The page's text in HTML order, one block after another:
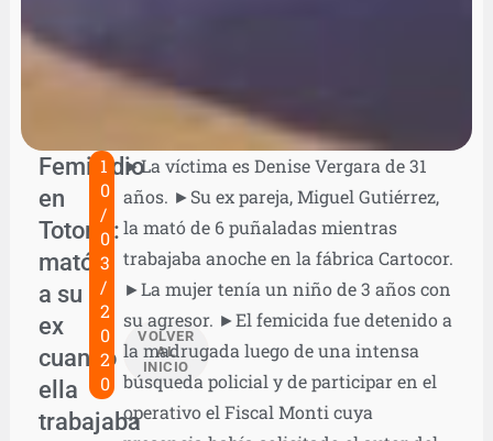
Femicidio
en
Totoral:
mató
a su
ex
cuando
ella
trabajaba
1
0
/
0
3
/
2
0
2
0
VOLVER
AL
INICIO
►La víctima es Denise Vergara de 31
años. ►Su ex pareja, Miguel Gutiérrez,
la mató de 6 puñaladas mientras
trabajaba anoche en la fábrica Cartocor.
►La mujer tenía un niño de 3 años con
su agresor. ►El femicida fue detenido a
la madrugada luego de una intensa
búsqueda policial y de participar en el
operativo el Fiscal Monti cuya